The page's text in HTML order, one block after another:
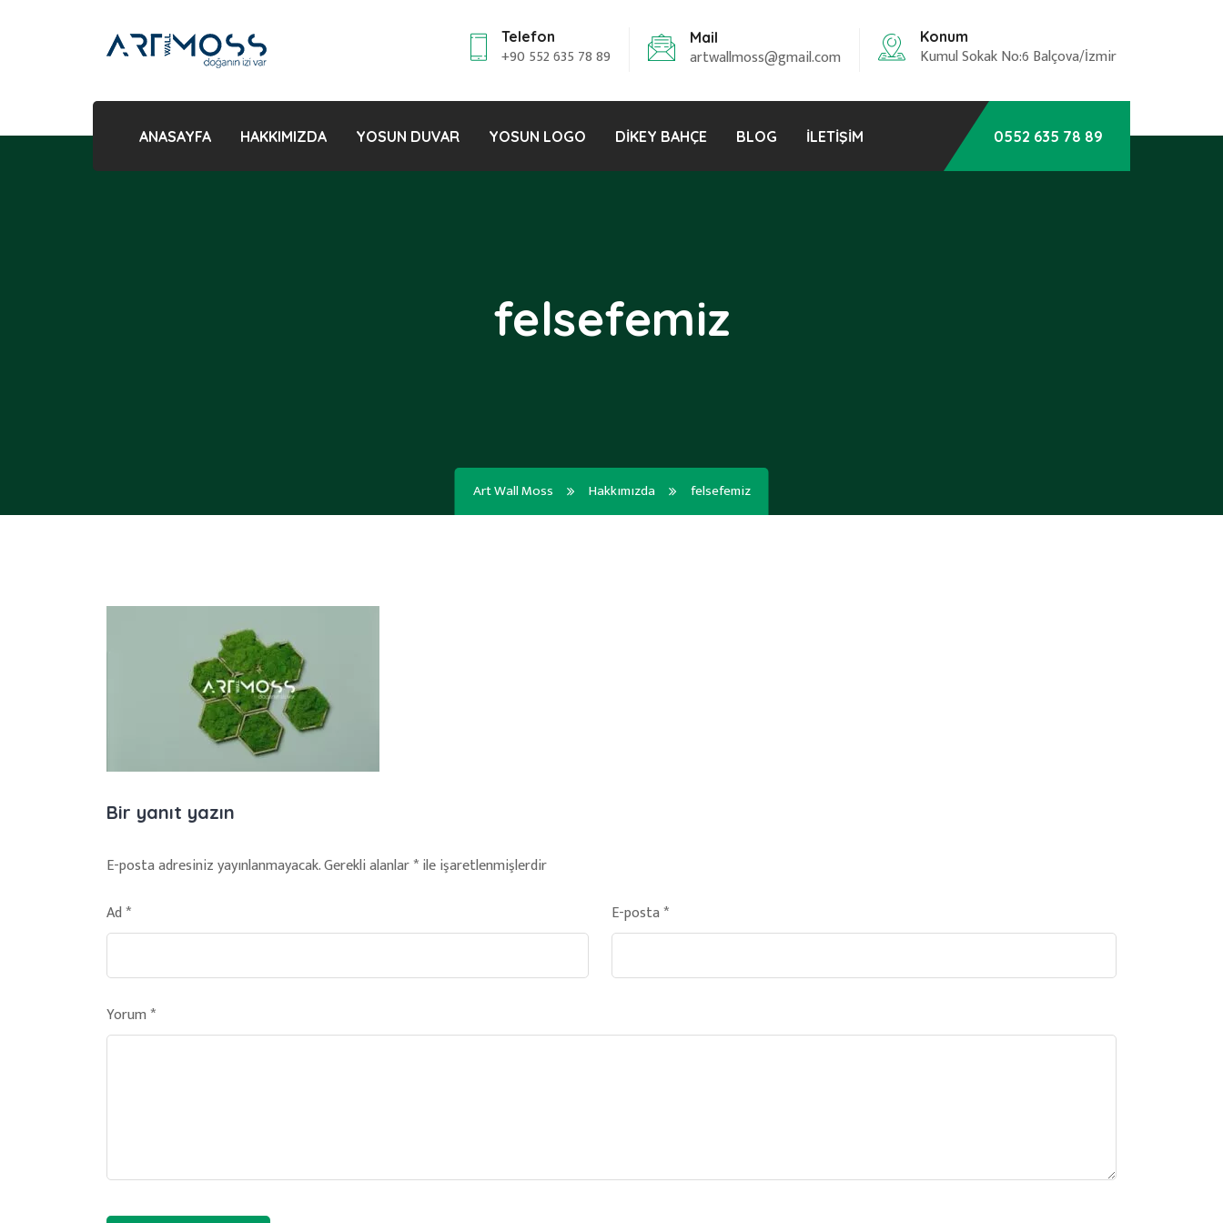
Telefon
+90 552 635 78 89
Mail
artwallmoss@gmail.com
Konum
Kumul Sokak No:6 Balçova/İzmir
ANASAYFA HAKKIMIZDA YOSUN DUVAR YOSUN LOGO DIKEY BAHÇE BLOG İLETIŞIM 0552 635 78 89
felsefemiz
Art Wall Moss Hakkımızda felsefemiz
Bir yanıt yazın
E-posta adresiniz yayınlanmayacak.Gerekli alanlar*ile işaretlenmişlerdir
Ad* E-posta*
Yorum*